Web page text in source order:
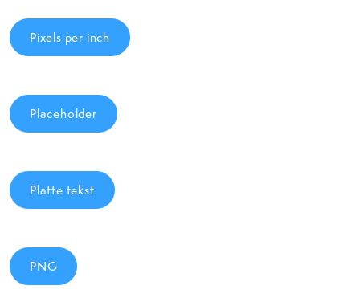
Pixels per inch
Placeholder
Platte tekst
PNG